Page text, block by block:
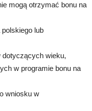
mogą otrzymać bonu na
lub
dotyczących wieku,
w programie bonu na
wniosku w